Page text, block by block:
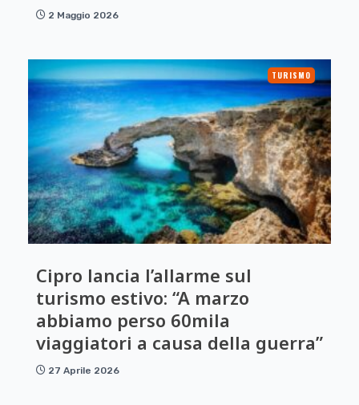
2 Maggio 2026
TURISMO
Cipro lancia l’allarme sul
turismo estivo: “A marzo
abbiamo perso 60mila
viaggiatori a causa della guerra”
27 Aprile 2026